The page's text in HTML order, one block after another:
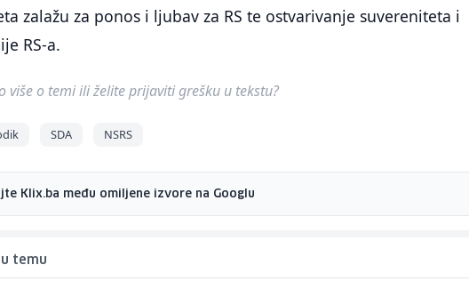
zalažu za ponos i ljubav za RS te ostvarivanje suvereniteta i
RS-a.
više o temi ili želite prijaviti grešku u tekstu?
SDA NSRS
Klix.ba među omiljene izvore na Googlu
temu